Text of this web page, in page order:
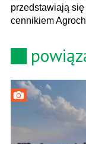
przedstawiają
cennikiem